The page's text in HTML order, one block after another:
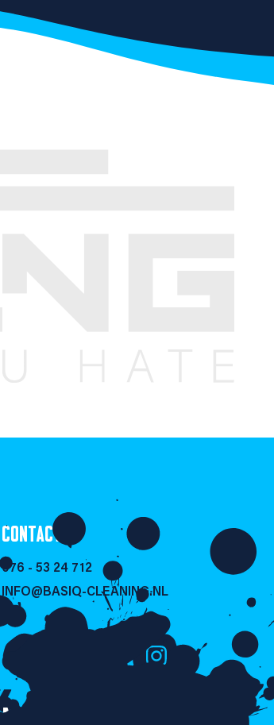
CONTACT
076 - 53 24 712
INFO@BASIQ-CLEANING.NL